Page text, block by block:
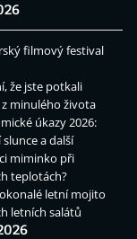
filmový festival
že jste potkali
minulého života
úkazy 2026:
a další
miminko při
teplotách?
letní mojito
letních salátů